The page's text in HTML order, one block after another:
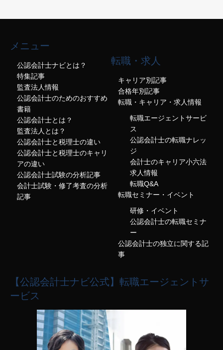
メニュー
公認会計士ナビとは？
特集記事
監査法人情報
公認会計士のためのおすすめ
書籍
公認会計士とは？
監査法人とは？
公認会計士と税理士の違い
公認会計士と税理士のキャリ
アの違い
公認会計士試験の分析記事
会計士試験・修了考査の分析
記事
転職・求人
キャリア別記事
合格年別記事
転職・キャリア・求人情報
転職エージェントサービ
ス
公認会計士の転職ナレッ
ジ
会計士のキャリア小六法
求人情報
転職Q&A
転職セミナー・イベント
研修・イベント
公認会計士の転職セミナ
ー
公認会計士の独立に関する記
事
【公認会計士ナビ公式】転職エージェントサ
ービス